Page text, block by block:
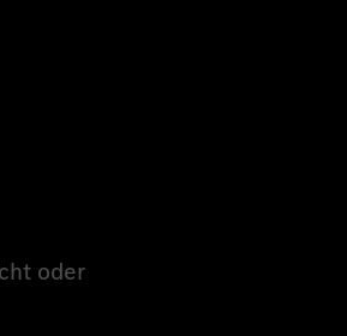
oder